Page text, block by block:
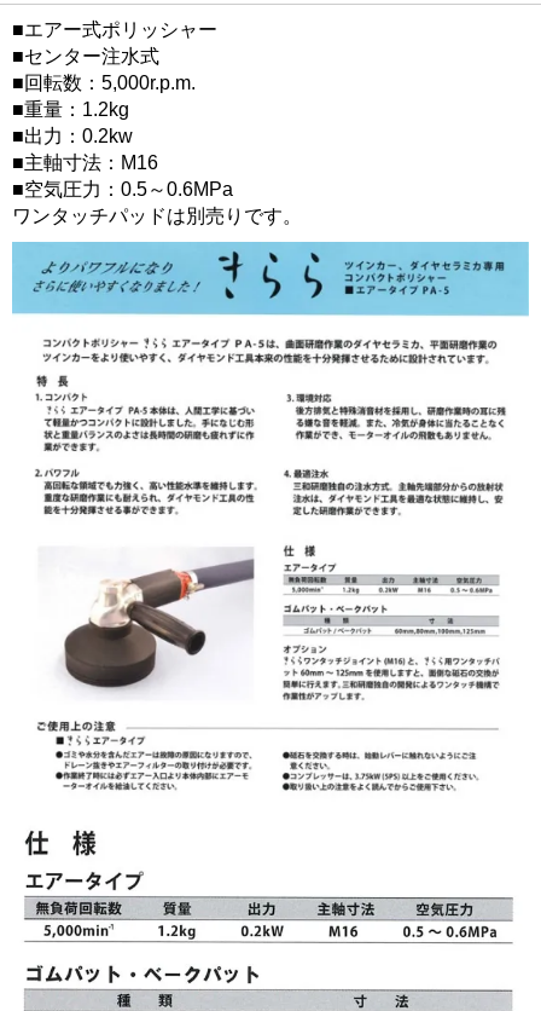
■エアー式ポリッシャー
■センター注水式
■回転数：5,000r.p.m.
■重量：1.2kg
■出力：0.2kw
■主軸寸法：M16
■空気圧力：0.5～0.6MPa
ワンタッチパッドは別売りです。